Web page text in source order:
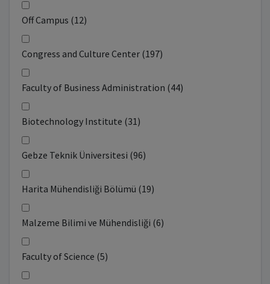
Off Campus (12)
Congress and Culture Center (197)
Faculty of Business Administration (44)
Biotechnology Institute (31)
Gebze Teknik Üniversitesi (96)
Harita Mühendisliği Bölümü (19)
Malzeme Bilimi ve Mühendisliği (6)
Faculty of Science (5)